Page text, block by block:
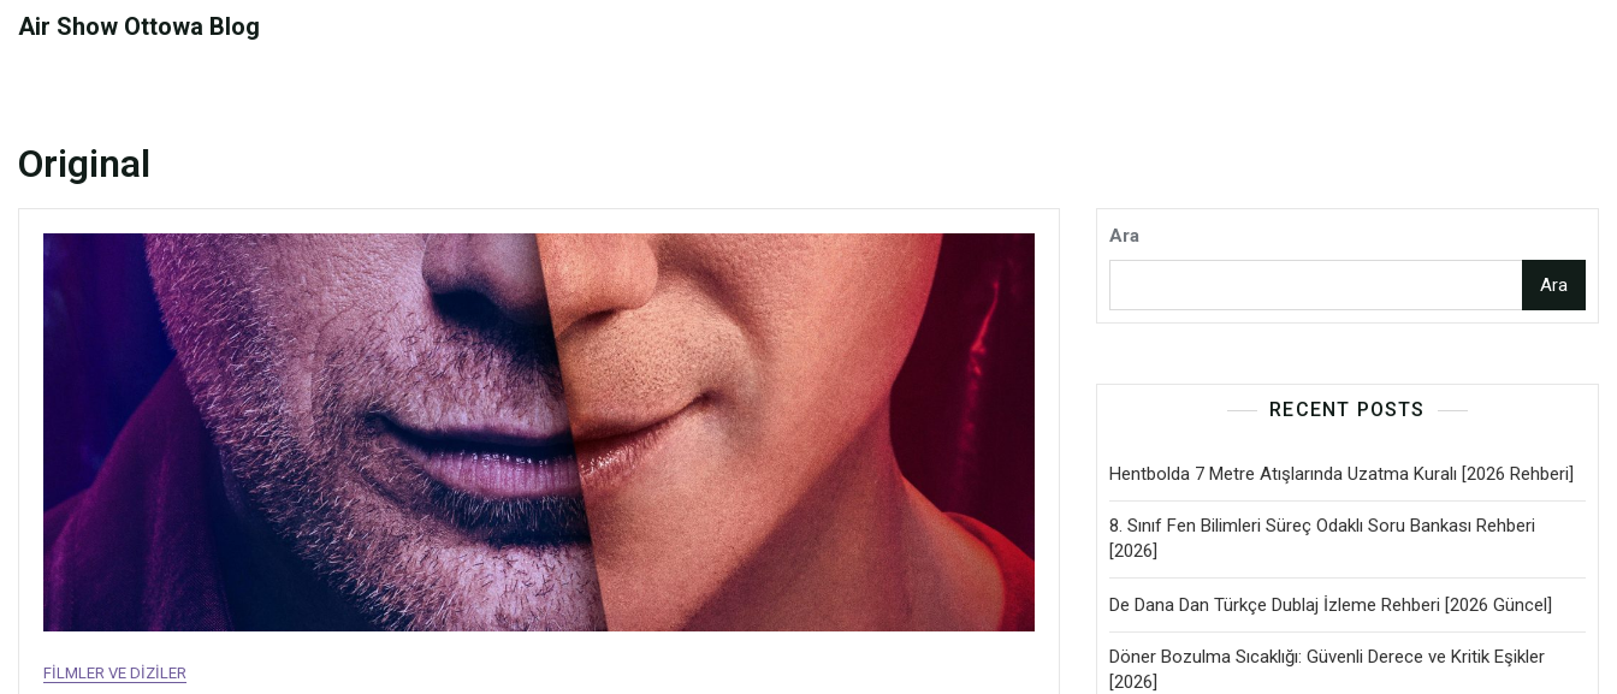
SkipAir Show Ottowa Blog
Original
FILMLER VE DIZILER
Ara
Ara
RECENT POSTS
Hentbolda 7 Metre Atışlarında Uzatma Kuralı [2026 Rehberi]
8. Sınıf Fen Bilimleri Süreç Odaklı Soru Bankası Rehberi
[2026]
De Dana Dan Türkçe Dublaj İzleme Rehberi [2026 Güncel]
Döner Bozulma Sıcaklığı: Güvenli Derece ve Kritik Eşikler
[2026]